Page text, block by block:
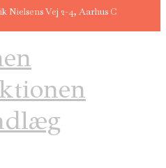
Nielsens Vej 2-4, Aarhus C